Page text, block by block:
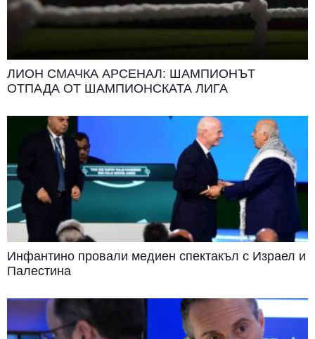
ЛИОН СМАЧКА АРСЕНАЛ: ШАМПИОНЪТ
ОТПАДА ОТ ШАМПИОНСКАТА ЛИГА
Инфантино провали медиен спектакъл с Израел и
Палестина